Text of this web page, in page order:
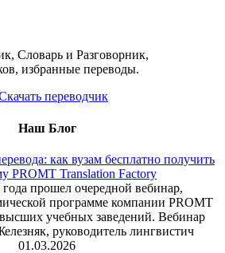
Словарь и Разговорник,
избранные переводы.
Наш Блог
как вузам бесплатно получить
PROMT Translation Factory
года прошел очередной вебинар,
программе компании PROMT
высших учебных заведений. Вебинар
руководитель лингвистич
01.03.2026